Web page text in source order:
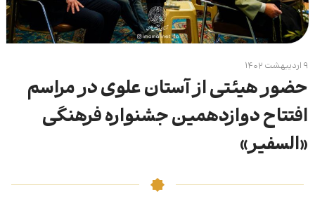
۹ اردیبهشت ۱۴۰۲
حضور هیئتی از آستان علوی در مراسم
افتتاح دوازدهمین جشنواره فرهنگی
«السفیر»